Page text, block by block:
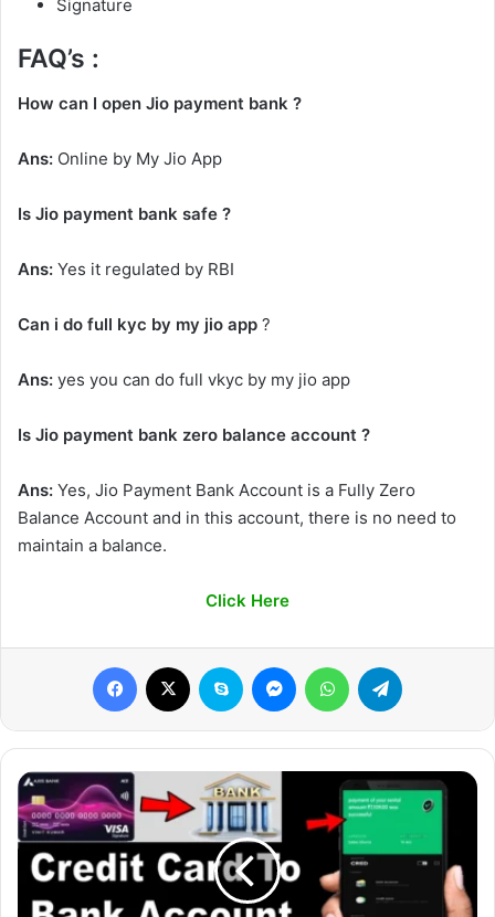
Signature
FAQ’s :
How can I open Jio payment bank ?
Ans: Online by My Jio App
Is Jio payment bank safe ?
Ans: Yes it regulated by RBI
Can i do full kyc by my jio app ?
Ans: yes you can do full vkyc by my jio app
Is Jio payment bank zero balance account ?
Ans: Yes, Jio Payment Bank Account is a Fully Zero
Balance Account and in this account, there is no need to
maintain a balance.
Click Here
Facebook Skype MessengerWhatsApp
Credit
Card
Se
Account
Me
Paise